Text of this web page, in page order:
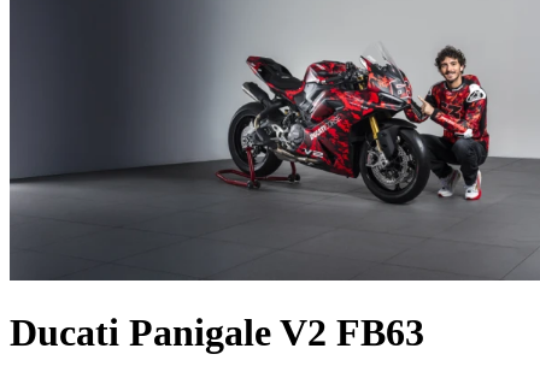
Ducati Panigale V2 FB63